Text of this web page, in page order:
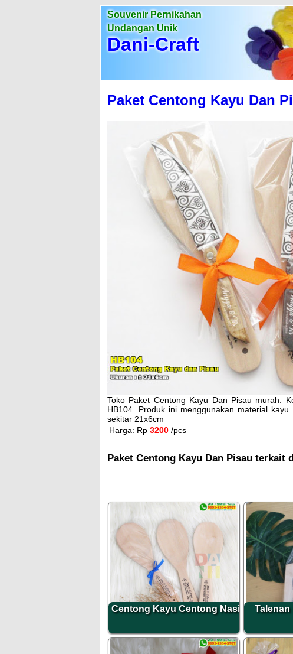
Souvenir Pernikahan
Undangan Unik
Dani-Craft
Paket Centong Kayu Dan
Toko Paket Centong Kayu Dan Pisau murah.
HB104. Produk ini menggunakan material
sekitar 21x6cm
Harga: Rp 3200 /pcs
Paket Centong Kayu Dan Pisau terkait
Centong Kayu Centong Nasi
Talenan